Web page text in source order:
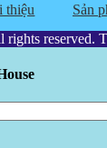
thiệu Sản
reserved.